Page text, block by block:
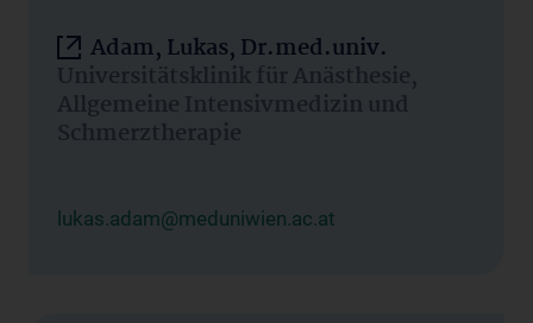
Adam, Lukas, Dr.med.univ.
Universitätsklinik für Anästhesie,
Allgemeine Intensivmedizin und
Schmerztherapie
lukas.adam@meduniwien.ac.at